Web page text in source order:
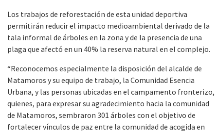
Los trabajos de reforestación de esta unidad deportiva
permitirán reducir el impacto medioambiental derivado de la
tala informal de árboles en la zona y de la presencia de una
plaga que afectó en un 40% la reserva natural en el complejo.
“Reconocemos especialmente la disposición del alcalde de
Matamoros y su equipo de trabajo, la Comunidad Esencia
Urbana, y las personas ubicadas en el campamento fronterizo,
quienes, para expresar su agradecimiento hacia la comunidad
de Matamoros, sembraron 301 árboles con el objetivo de
fortalecer vínculos de paz entre la comunidad de acogida en